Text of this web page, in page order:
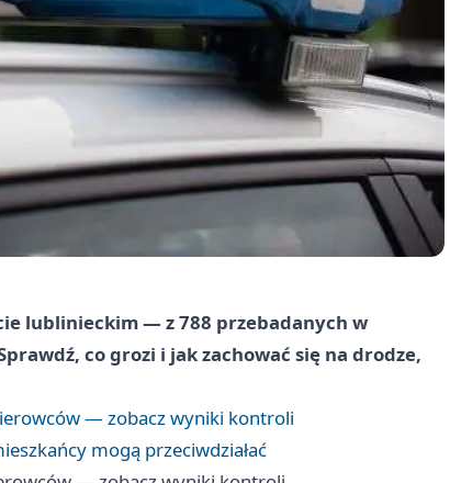
lublinieckim — z 788 przebadanych w
co grozi i jak zachować się na drodze,
— zobacz wyniki kontroli
mogą przeciwdziałać